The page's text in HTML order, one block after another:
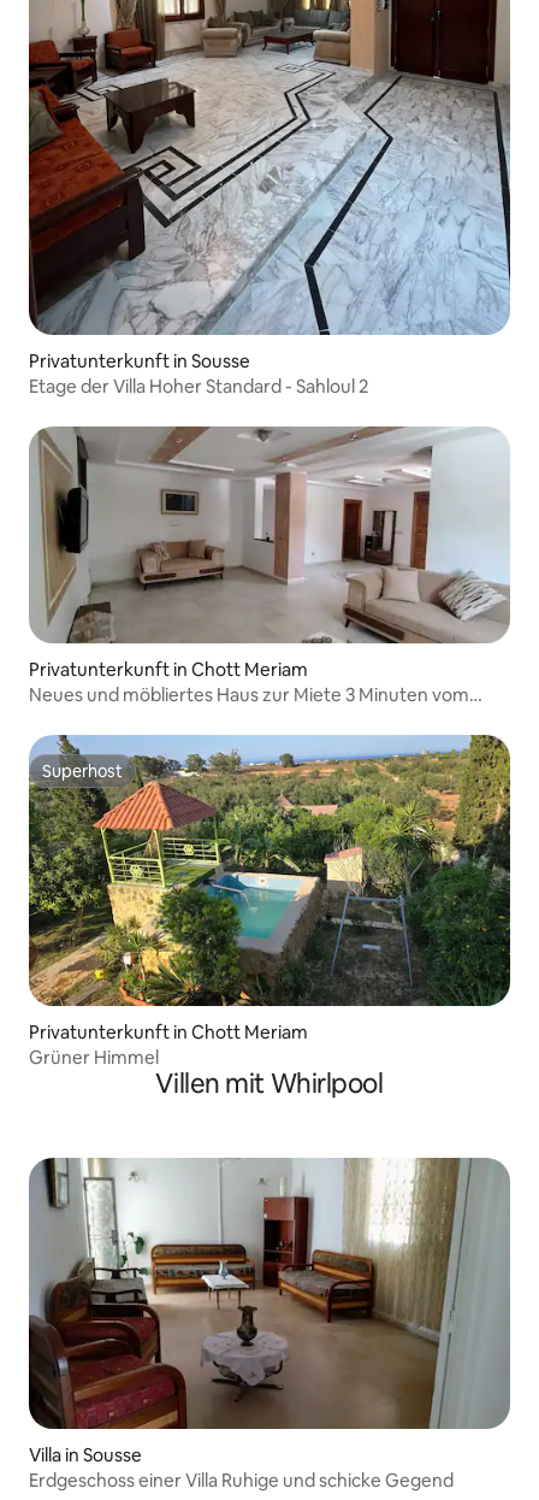
Privatunterkunft in Sousse
Etage der Villa Hoher Standard - Sahloul 2
Privatunterkunft in Chott Meriam
Neues und möbliertes Haus zur Miete 3 Minuten vom
Superhost
Superhost
Privatunterkunft in Chott Meriam
Grüner Himmel
Villen mit Whirlpool
Villa in Sousse
Erdgeschoss einer Villa Ruhige und schicke Gegend